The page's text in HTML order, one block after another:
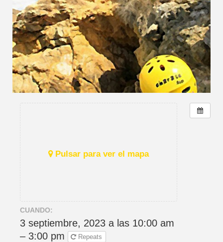
Pulsar para ver el mapa
CUANDO:
3 septiembre, 2023 a las 10:00 am
– 3:00 pm
Repeats